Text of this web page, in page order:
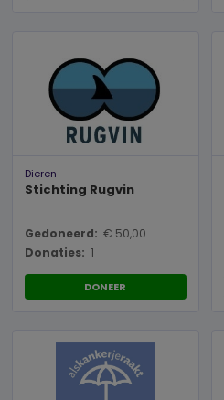
Dieren
Stichting Rugvin
Gedoneerd: € 50,00
Donaties: 1
DONEER